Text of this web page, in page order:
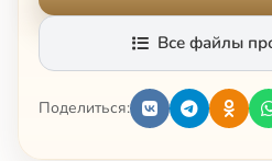
Все файлы
Поделиться: